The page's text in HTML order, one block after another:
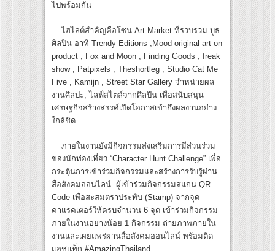
ไปพร้อมกัน
ไฮไลต์สำคัญคือโซน Art Market ที่รวบรวม บูธ
ศิลปิน อาทิ Trendy Editions ,Mood original art on
product , Fox and Moon , Finding Goods , freak
show , Patpixels , Theshortleg , Studio Cat Me
Five , Kamijn , Street Star Gallery จำหน่ายผล
งานศิลปะ, ไลฟ์สไตล์จากศิลปิน เพื่อสนับสนุน
เศรษฐกิจสร้างสรรค์เปิดโอกาสเข้าถึงผลงานอย่าง
ใกล้ชิด
ภายในงานยังมีกิจกรรมส่งเสริมการมีส่วนร่วม
ของนักท่องเที่ยว “Character Hunt Challenge” เพื่อ
กระตุ้นการเข้าร่วมกิจกรรมและสร้างการรับรู้ผ่าน
สื่อสังคมออนไลน์ ผู้เข้าร่วมกิจกรรมสแกน QR
Code เพื่อสะสมตราประทับ (Stamp) จากจุด
คาแรคเตอร์ให้ครบจำนวน 6 จุด เข้าร่วมกิจกรรม
ภายในงานอย่างน้อย 1 กิจกรรม ถ่ายภาพภายใน
งานและเผยแพร่ผ่านสื่อสังคมออนไลน์ พร้อมติด
แฮชแท็ก #AmazingThailand